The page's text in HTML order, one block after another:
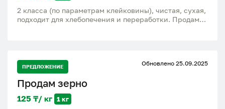
2 класса (по параметрам клейковины), чистая, сухая,
подходит для хлебопечения и переработки. Продам
всего 1,02% Зараженность не обнаружена Отличное
качество, подходит для мукомольных предприятий и
хлебопроизводства. Чистая, сухая, без запахов.
Документы и результаты анализа в наличии. Пишите
/ звоните, возможен просмотр и отгрузка.
ПРЕДЛОЖЕНИЕ Обновлено 25.09.2025
Продам зерно
125 ₸/ кг 1 кг